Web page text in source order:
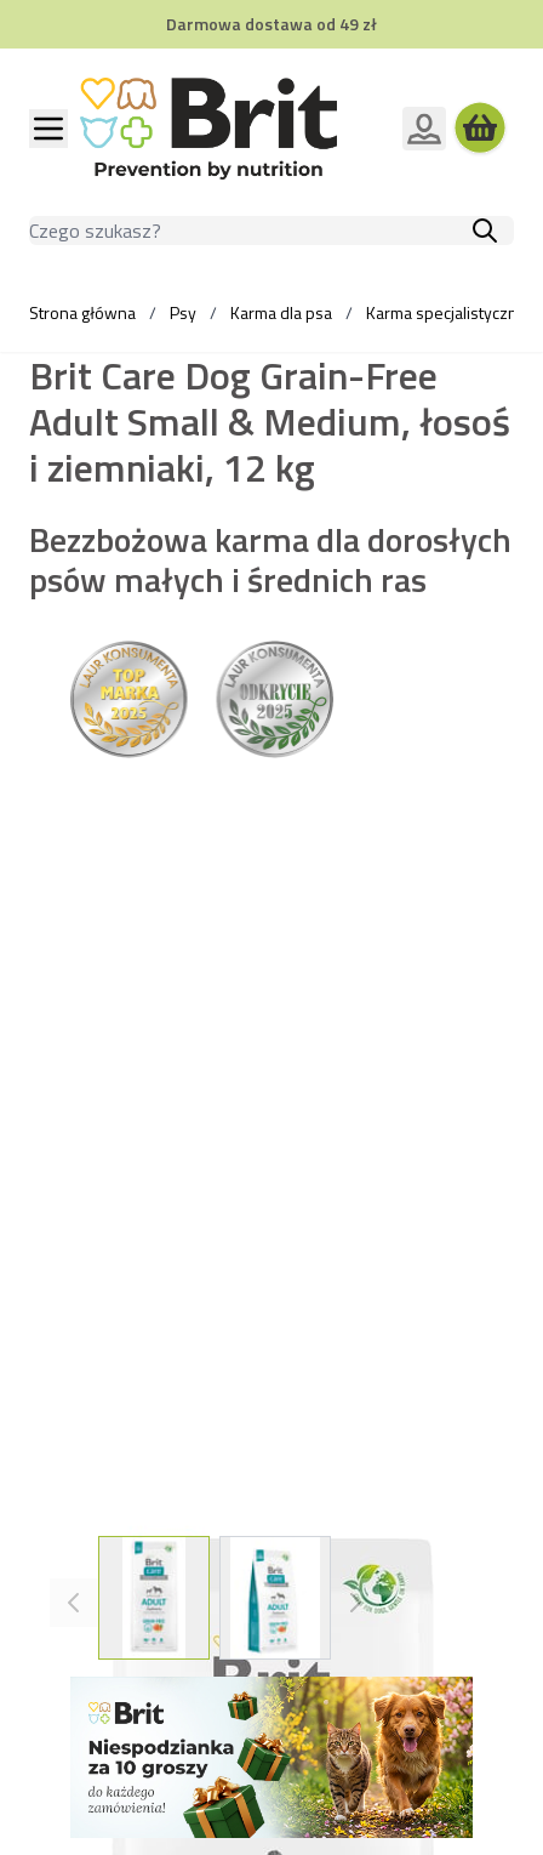
Darmowa dostawa od 49 zł
Przejdź do treści
Szukaj
Strona główna / Psy / Karma dla psa / Karma specjalistyczna
Brit Care Dog Grain-Free
Adult Small & Medium, łosoś
i ziemniaki, 12 kg
Bezzbożowa karma dla dorosłych
psów małych i średnich ras
View larger imageView larger image